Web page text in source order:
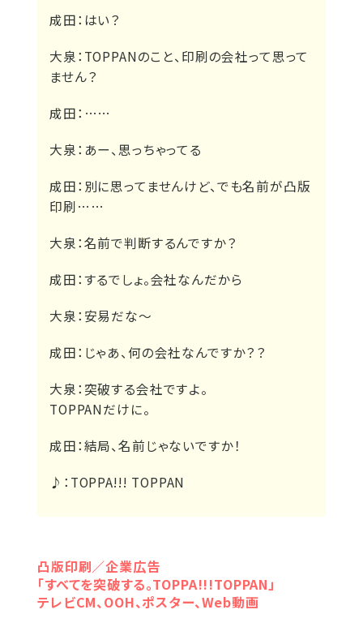
成田： はい？
大泉： TOPPANのこと、印刷の会社って思って
ません？
成田： ……
大泉： あー、思っちゃってる
成田： 別に思ってませんけど、でも名前が凸版
印刷……
大泉：名前で判断するんですか？
成田：するでしょ。会社なんだから
大泉： 安易だな～
成田： じゃあ、何の会社なんですか？？
大泉： 突破する会社ですよ。
TOPPANだけに。
成田：結局、名前じゃないですか！
♪： TOPPA!!! TOPPAN
凸版印刷／企業広告
「すべてを突破する。TOPPA!!!TOPPAN」
テレビCM、OOH、ポスター、Web動画